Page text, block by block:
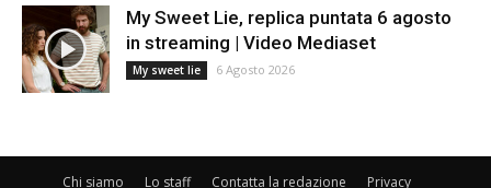
My Sweet Lie, replica puntata 6 agosto
in streaming | Video Mediaset
My sweet lie 6 Agosto 2026
Chi siamo Lo staff Contatta la redazione Privacy